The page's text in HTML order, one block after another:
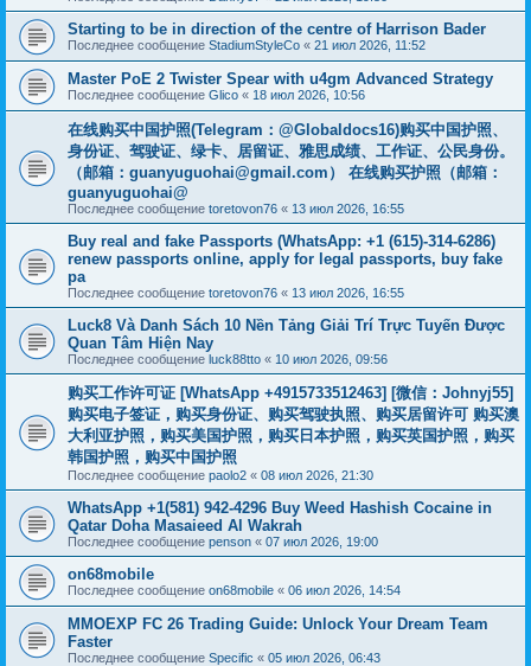
Starting to be in direction of the centre of Harrison Bader
Последнее сообщение StadiumStyleCo « 21 июл 2026, 11:52
Master PoE 2 Twister Spear with u4gm Advanced Strategy
Последнее сообщение Glico « 18 июл 2026, 10:56
在线购买中国护照(Telegram：@Globaldocs16)购买中国护照、
身份证、驾驶证、绿卡、居留证、雅思成绩、工作证、公民身份。
（邮箱： guanyuguohai@gmail.com ） 在线购买护照（邮箱：
guanyuguohai@
Последнее сообщение toretovon76 « 13 июл 2026, 16:55
Buy real and fake Passports (WhatsApp: +1 (615)-314-6286)
renew passports online, apply for legal passports, buy fake
pa
Последнее сообщение toretovon76 « 13 июл 2026, 16:55
Luck8 Và Danh Sách 10 Nền Tảng Giải Trí Trực Tuyến Được
Quan Tâm Hiện Nay
Последнее сообщение luck88tto « 10 июл 2026, 09:56
购买工作许可证 [WhatsApp +4915733512463] [微信：Johnyj55]
购买电子签证，购买身份证、购买驾驶执照、购买居留许可 购买澳
大利亚护照，购买美国护照，购买日本护照，购买英国护照，购买
韩国护照，购买中国护照
Последнее сообщение paolo2 « 08 июл 2026, 21:30
WhatsApp +1(581) 942-4296 Buy Weed Hashish Cocaine in
Qatar Doha Masaieed Al Wakrah
Последнее сообщение penson « 07 июл 2026, 19:00
on68mobile
Последнее сообщение on68mobile « 06 июл 2026, 14:54
MMOEXP FC 26 Trading Guide: Unlock Your Dream Team
Faster
Последнее сообщение Specific « 05 июл 2026, 06:43